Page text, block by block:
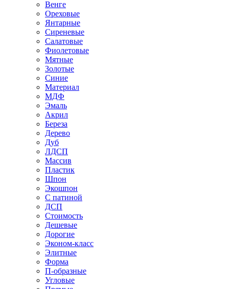
Венге
Ореховые
Янтарные
Сиреневые
Салатовые
Фиолетовые
Мятные
Золотые
Синие
Материал
МДФ
Эмаль
Акрил
Береза
Дерево
Дуб
ЛДСП
Массив
Пластик
Шпон
Экошпон
С патиной
ДСП
Стоимость
Дешевые
Дорогие
Эконом-класс
Элитные
Форма
П-образные
Угловые